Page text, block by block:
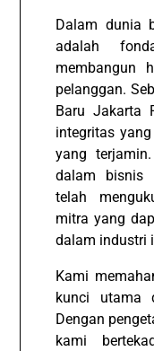
Dalam dunia
adalah
membangun
pelanggan.
Baru Jakarta
integritas
yang
dalam bisnis
telah
mitra yang
dalam industri
Kami
kunci utama
Dengan
kami